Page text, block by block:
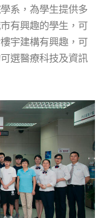
系，為學生提供多
有興趣的學生，可
宇建構有興趣，可
選醫療科技及資訊